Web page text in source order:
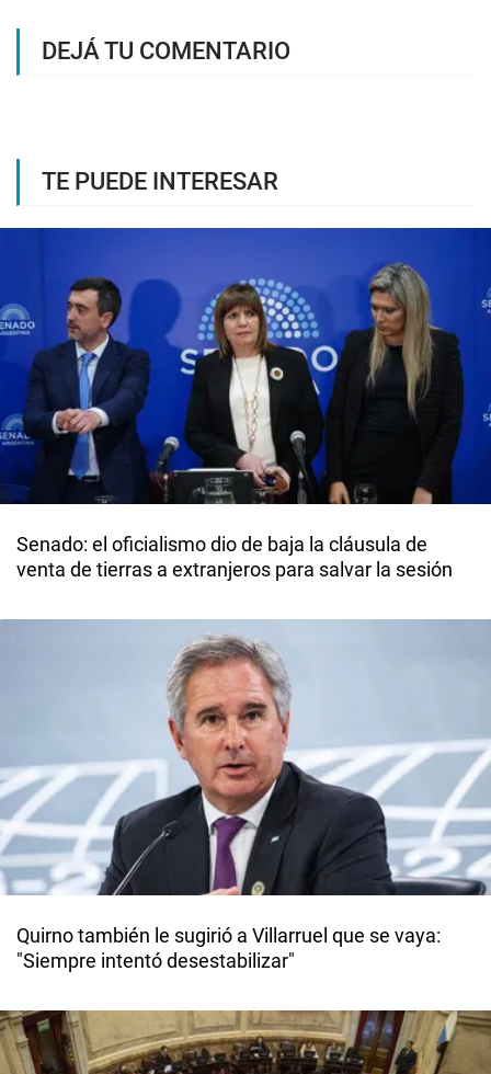
DEJÁ TU COMENTARIO
TE PUEDE INTERESAR
Senado: el oficialismo dio de baja la cláusula de
venta de tierras a extranjeros para salvar la sesión
Quirno también le sugirió a Villarruel que se vaya:
"Siempre intentó desestabilizar"